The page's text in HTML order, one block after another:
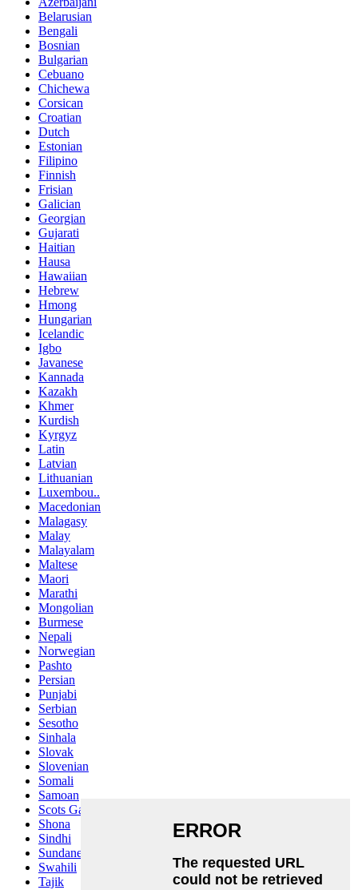
Belarusian
Bengali
Bosnian
Bulgarian
Cebuano
Chichewa
Corsican
Croatian
Dutch
Estonian
Filipino
Finnish
Frisian
Galician
Georgian
Gujarati
Haitian
Hausa
Hawaiian
Hebrew
Hmong
Hungarian
Icelandic
Igbo
Javanese
Kannada
Kazakh
Khmer
Kurdish
Kyrgyz
Latin
Latvian
Lithuanian
Luxembou..
Macedonian
Malagasy
Malay
Malayalam
Maltese
Maori
Marathi
Mongolian
Burmese
Nepali
Norwegian
Pashto
Persian
Punjabi
Serbian
Sesotho
Sinhala
Slovak
Slovenian
Somali
Samoan
Scots Gaelic
Shona
Sindhi
Sundanese
Swahili
Tajik